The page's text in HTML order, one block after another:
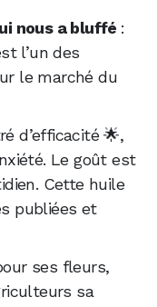
nous a bluffé :
l’un des
le marché du
d’efficacité 🌟,
Le goût est
Cette huile
publiées et
ses fleurs,
sa